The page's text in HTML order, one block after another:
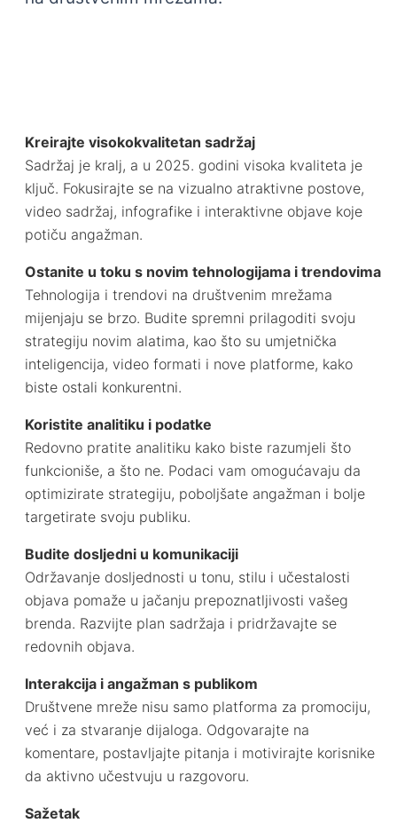
Kreirajte visokokvalitetan sadržaj
Sadržaj je kralj, a u 2025. godini visoka kvaliteta je
ključ. Fokusirajte se na vizualno atraktivne postove,
video sadržaj, infografike i interaktivne objave koje
potiču angažman.
Ostanite u toku s novim tehnologijama i trendovima
Tehnologija i trendovi na društvenim mrežama
mijenjaju se brzo. Budite spremni prilagoditi svoju
strategiju novim alatima, kao što su umjetnička
inteligencija, video formati i nove platforme, kako
biste ostali konkurentni.
Koristite analitiku i podatke
Redovno pratite analitiku kako biste razumjeli što
funkcioniše, a što ne. Podaci vam omogućavaju da
optimizirate strategiju, poboljšate angažman i bolje
targetirate svoju publiku.
Budite dosljedni u komunikaciji
Održavanje dosljednosti u tonu, stilu i učestalosti
objava pomaže u jačanju prepoznatljivosti vašeg
brenda. Razvijte plan sadržaja i pridržavajte se
redovnih objava.
Interakcija i angažman s publikom
Društvene mreže nisu samo platforma za promociju,
već i za stvaranje dijaloga. Odgovarajte na
komentare, postavljajte pitanja i motivirajte korisnike
da aktivno učestvuju u razgovoru.
Sažetak